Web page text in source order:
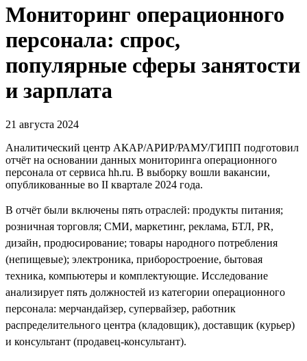
Мониторинг операционного
персонала: спрос,
популярные сферы занятости
и зарплата
21 августа 2024
Аналитический центр АКАР/АРИР/РАМУ/ГИПП подготовил
отчёт на основании данных мониторинга операционного
персонала от сервиса hh.ru. В выборку вошли вакансии,
опубликованные во II квартале 2024 года.
В отчёт были включены пять отраслей: продукты питания;
розничная торговля; СМИ, маркетинг, реклама, БТЛ, PR,
дизайн, продюсирование; товары народного потребления
(непищевые); электроника, приборостроение, бытовая
техника, компьютеры и комплектующие. Исследование
анализирует пять должностей из категории операционного
персонала: мерчандайзер, супервайзер, работник
распределительного центра (кладовщик), доставщик (курьер)
и консультант (продавец-консультант).